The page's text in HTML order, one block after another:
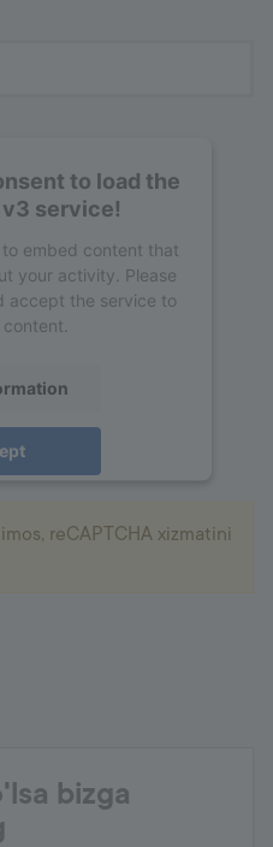
to load the
service!
embed content that
your activity. Please
accept the service to
reCAPTCHA xizmatini
bizga